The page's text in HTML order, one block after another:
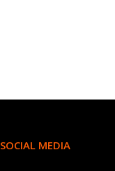
SOCIAL MEDIA